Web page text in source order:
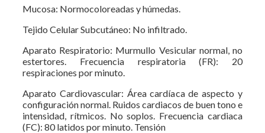
Mucosa: Normocoloreadas y húmedas.
Tejido Celular Subcutáneo: No infiltrado.
Aparato Respiratorio: Murmullo Vesicular normal, no
estertores. Frecuencia respiratoria (FR): 20
respiraciones por minuto.
Aparato Cardiovascular: Área cardíaca de aspecto y
configuración normal. Ruidos cardiacos de buen tono e
intensidad, rítmicos. No soplos. Frecuencia cardiaca
(FC): 80 latidos por minuto. Tensión